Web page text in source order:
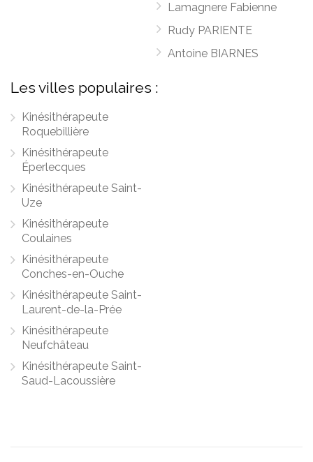
Lamagnere Fabienne
Rudy PARIENTE
Antoine BIARNES
Les villes populaires :
Kinésithérapeute
Roquebillière
Kinésithérapeute
Éperlecques
Kinésithérapeute Saint-
Uze
Kinésithérapeute
Coulaines
Kinésithérapeute
Conches-en-Ouche
Kinésithérapeute Saint-
Laurent-de-la-Prée
Kinésithérapeute
Neufchâteau
Kinésithérapeute Saint-
Saud-Lacoussière